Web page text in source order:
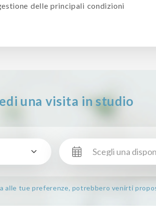
delle principali condizioni
una visita in studio
alle tue preferenze, potrebbero venirti